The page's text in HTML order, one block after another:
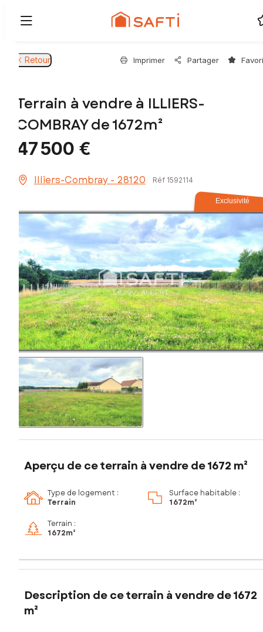
Retour Imprimer Partager
Terrain à vendre à ILLIERS-
COMBRAY de 1672m²
47 500 €
Illiers-Combray - 28120 Réf 1592114
Exclusivité
Aperçu de ce terrain à vendre de 1672 m²
Type de logement :
Terrain
Surface habitable :
1 672m²
Terrain :
1 672m²
Description de ce terrain à vendre de 1672
m²